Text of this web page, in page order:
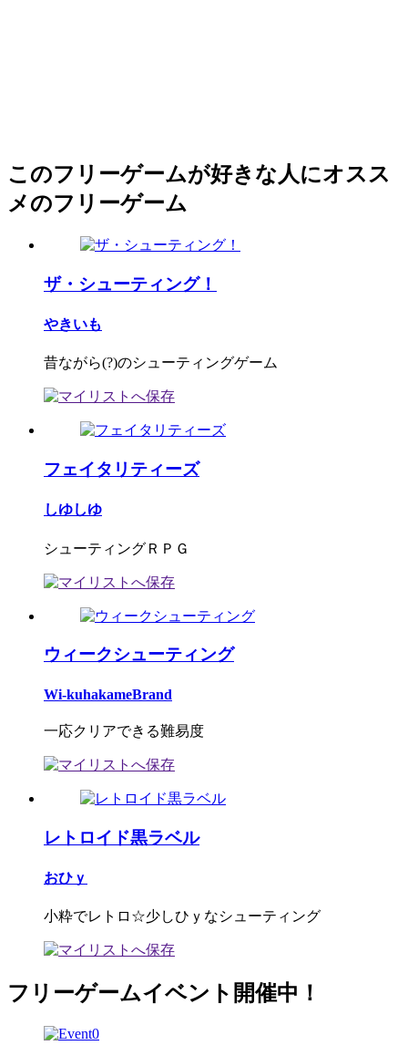
このフリーゲームが好きな人にオスス
メのフリーゲーム
ザ・シューティング！
やきいも
昔ながら(?)のシューティングゲーム
フェイタリティーズ
しゆしゆ
シューティングＲＰＧ
ウィークシューティング
Wi-kuhakameBrand
一応クリアできる難易度
レトロイド黒ラベル
おひｙ
小粋でレトロ☆少しひｙなシューティング
フリーゲームイベント開催中！